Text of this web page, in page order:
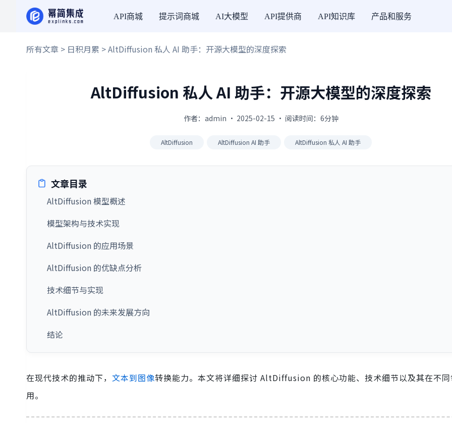
API商城 提示词商城 AI大模型 API提供商 API知识库 产品和服务
所有文章 > 日积月累 > AltDiffusion 私人 AI 助手：开源大模型的深度探索
AltDiffusion 私人 AI 助手：开源大模型的深度探索
作者：admin · 2025-02-15 · 阅读时间：6分钟
AltDiffusion AltDiffusion AI 助手 AltDiffusion 私人 AI 助手
文章目录
AltDiffusion 模型概述
模型架构与技术实现
AltDiffusion 的应用场景
AltDiffusion 的优缺点分析
技术细节与实现
AltDiffusion 的未来发展方向
结论
在现代技术的推动下， 文本到图像转换能力。本文将详细探讨 AltDiffusion 的核心功能、技术细节以及其在不同
用。